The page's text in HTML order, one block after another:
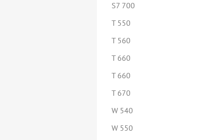
S7 700
T 550
T 560
T 660
T 660
T 670
W 540
W 550